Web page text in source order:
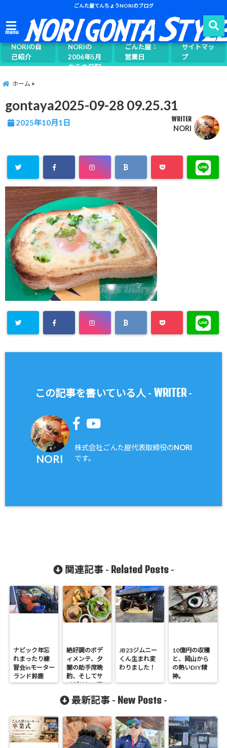
ごんた屋てんちょうNORIのブログ
menu
NORIの自
己紹介
ごんた屋て
んちょう
NORIの
2006年5月
からの日記
ごんた屋：
営業日
サイトマッ
プ
ホーム
gontaya2025-09-28 09.25.31
2025年10月1日 WRITER
NORI
この記事を書いている人 - WRITER-
NORI
株式会社ごんた屋代表取締役のNORI
です。
関連記事 - Related Posts-
ナビック年忘
れまったり練
習会inモーター
ランド鈴鹿
絶好調のボデ
ィメンテ、夕
闇の助手席晩
酌、そしてサ
イゼリヤの再
JB23ジムニー
くん生まれ変
わりました！
10億円の収穫
と、岡山から
の熱いDIY精
神。
最新記事 - New Posts -